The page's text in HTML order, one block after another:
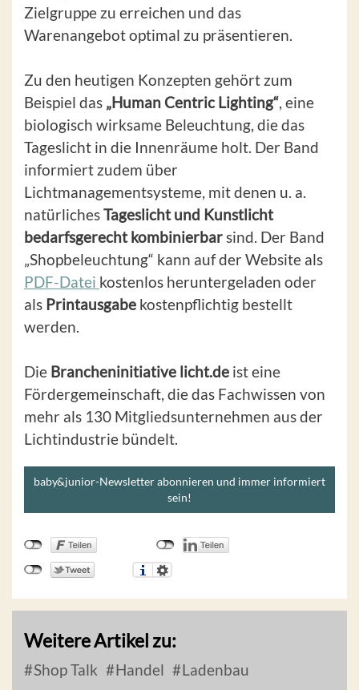
Zielgruppe zu erreichen und das
Warenangebot optimal zu präsentieren.
Zu den heutigen Konzepten gehört zum
Beispiel das „Human Centric Lighting“ , eine
biologisch wirksame Beleuchtung, die das
Tageslicht in die Innenräume holt. Der Band
informiert zudem über
Lichtmanagementsysteme, mit denen u. a.
natürlichesTageslicht und Kunstlicht
bedarfsgerecht kombinierbar sind. Der Band
„Shopbeleuchtung“ kann auf der Website als
PDF-Datei kostenlos heruntergeladen oder
als Printausgabe kostenpflichtig bestellt
werden.
Die Brancheninitiative licht.de ist eine
Fördergemeinschaft, die das Fachwissen von
mehr als 130 Mitgliedsunternehmen aus der
Lichtindustrie bündelt.
baby&junior-Newsletter abonnieren und immer informiert
sein!
Weitere Artikel zu:
Shop Talk Handel Ladenbau